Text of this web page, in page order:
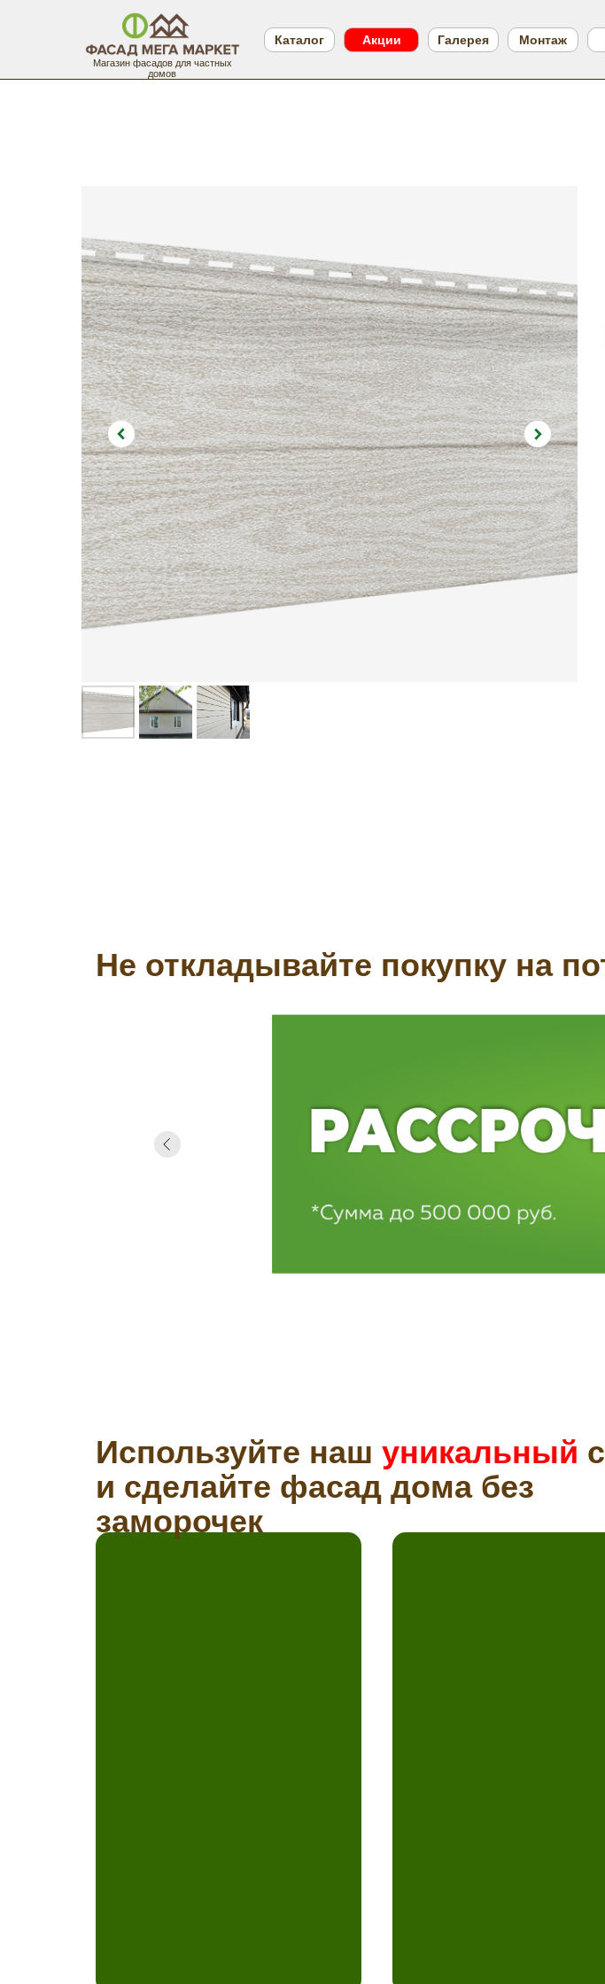
Магазин фасадов для частных
домов
Галерея
Каталог Акции Монтаж
Не откладывайте покупку на
Используйте наш уникальный
и сделайте фасад дома без
заморочек